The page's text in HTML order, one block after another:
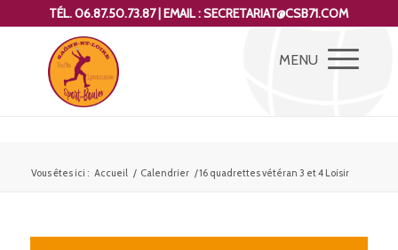
TÉL. 06.87.50.73.87 | EMAIL : SECRETARIAT@CSB71.COM
Vous êtes ici : Accueil / Calendrier /16 quadrettes vétéran 3 et 4 Loisir